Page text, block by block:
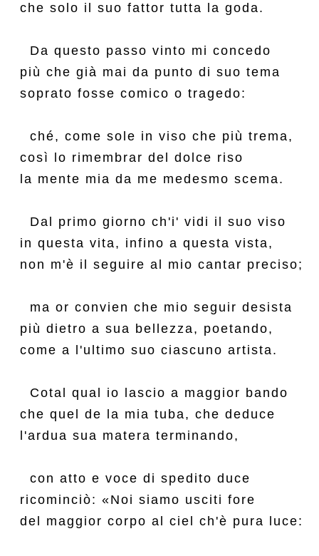
che solo il suo fattor tutta la goda.
  Da questo passo vinto mi concedo
più che già mai da punto di suo tema
soprato fosse comico o tragedo:
  ché, come sole in viso che più trema,
così lo rimembrar del dolce riso
la mente mia da me medesmo scema.
  Dal primo giorno ch'i' vidi il suo viso
in questa vita, infino a questa vista,
non m'è il seguire al mio cantar preciso;
  ma or convien che mio seguir desista
più dietro a sua bellezza, poetando,
come a l'ultimo suo ciascuno artista.
  Cotal qual io lascio a maggior bando
che quel de la mia tuba, che deduce
l'ardua sua matera terminando,
  con atto e voce di spedito duce
ricominciò: «Noi siamo usciti fore
del maggior corpo al ciel ch'è pura luce: